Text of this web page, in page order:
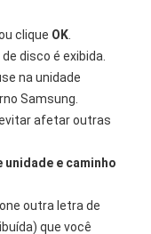
clique OK
disco é exibida.
na unidade
Samsung.
afetar outras
e caminho
outra letra de
que você